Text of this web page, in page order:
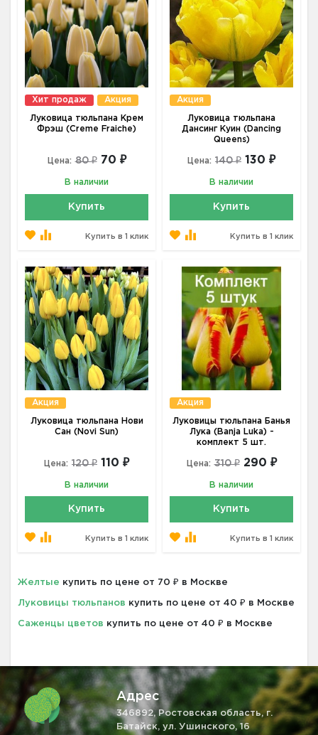
Хит продаж Акция
Луковица тюльпана Крем
Фрэш (Creme Fraiche)
Цена: 80 ₽ 70 ₽
В наличии
Купить
Купить в 1 клик
Акция
Луковица тюльпана
Дансинг Куин (Dancing
Queens)
Цена: 140 ₽ 130 ₽
В наличии
Купить
Купить в 1 клик
Акция
Луковица тюльпана Нови
Сан (Novi Sun)
Цена: 120 ₽ 110 ₽
В наличии
Купить
Купить в 1 клик
Акция
Луковицы тюльпана Банья
Лука (Banja Luka) -
комплект 5 шт.
Цена: 310 ₽ 290 ₽
В наличии
Купить
Купить в 1 клик
Желтые купить по цене от 70 ₽ в Москве
Луковицы тюльпанов купить по цене от 40 ₽ в Москве
Саженцы цветов купить по цене от 40 ₽ в Москве
Адрес
346892, Ростовская область, г.
Батайск, ул. Ушинского, 16